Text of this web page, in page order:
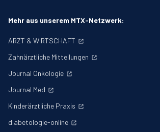
Mehr aus unserem MTX-Netzwerk:
ARZT & WIRTSCHAFT
Zahnärztliche Mitteilungen
Journal Onkologie
Journal Med
Kinderärztliche Praxis
diabetologie-online